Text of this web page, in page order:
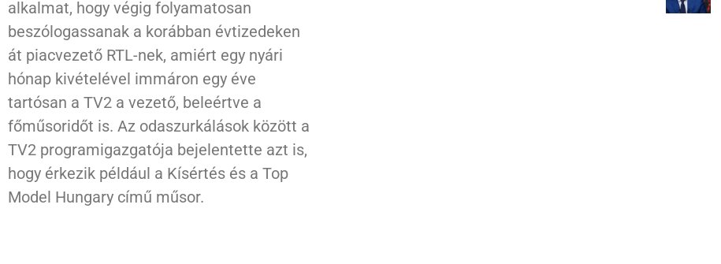
alkalmat, hogy végig folyamatosan
beszólogassanak a korábban évtizedeken
át piacvezető RTL-nek, amiért egy nyári
hónap kivételével immáron egy éve
tartósan a TV2 a vezető, beleértve a
főműsoridőt is. Az odaszurkálások között a
TV2 programigazgatója bejelentette azt is,
hogy érkezik például a Kísértés és a Top
Model Hungary című műsor.